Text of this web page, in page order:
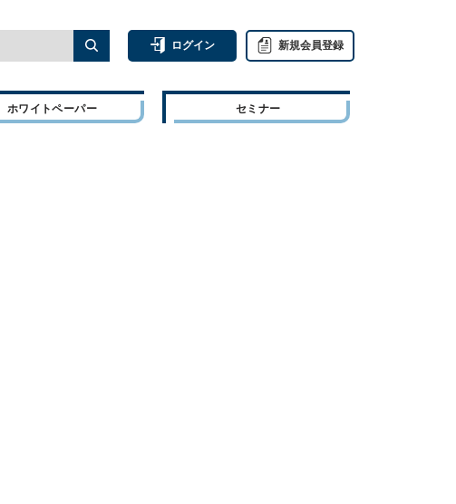
ログイン 新規会員登録
ホワイトペーパー セミナー